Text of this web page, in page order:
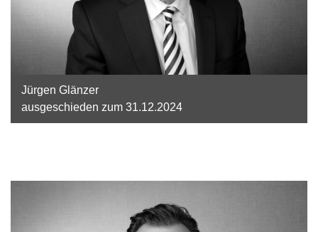
Jürgen Glänzer
ausgeschieden zum 31.12.2024